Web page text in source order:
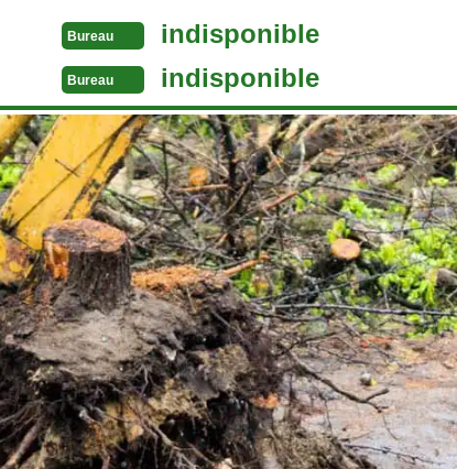
Bureau indisponible
Bureau indisponible